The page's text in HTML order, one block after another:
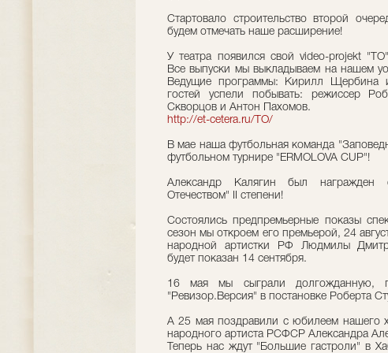
Стартовало строительство второй
будем отмечать наше расширение!
У театра появился свой video-projekt
Все выпуски мы выкладываем на нашем
Ведущие программы: Кирилл Щербина
гостей успели побывать: режиссер
Скворцов и Антон Пахомов.
http://et-cetera.ru/TO/
В мае наша футбольная команда
футбольном турнире "ERMOLOVA CUP"!
Александр Калягин был награжден
Отечеством" II степени!
Состоялись предпремьерные показы
сезон мы откроем его премьерой, 24
народной артистки РФ Людмилы
будет показан 14 сентября.
16 мая мы сыграли долгожданную,
"Ревизор.Версия" в постановке Роберта
А 25 мая поздравили с юбилеем нашего
народного артиста РСФСР Александра
Теперь нас ждут "Большие гастроли" в